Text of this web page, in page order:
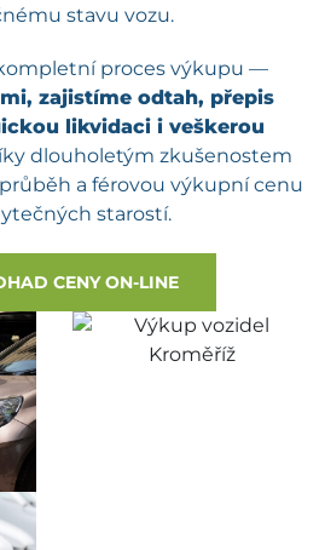
stavu vozu.
proces výkupu —
zajistíme odtah, přepis
likvidaci i veškerou
dlouholetým zkušenostem
a férovou výkupní cenu
starostí.
CENY ON-LINE